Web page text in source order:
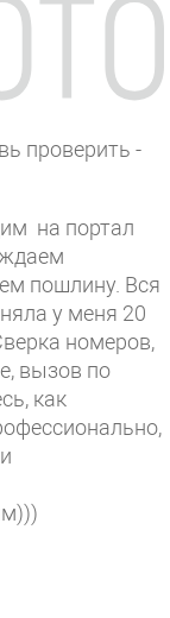
проверить -
на портал
пошлину. Вся
у меня 20
номеров,
вызов по
как